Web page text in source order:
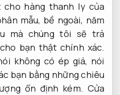
cho hàng thanh ly của
mẫu, bề ngoài, năm
mà chúng tôi sẽ trả
bạn thật chính xác.
không có ép giá, nói
bạn bằng những chiêu
ổn định kém. Cửa